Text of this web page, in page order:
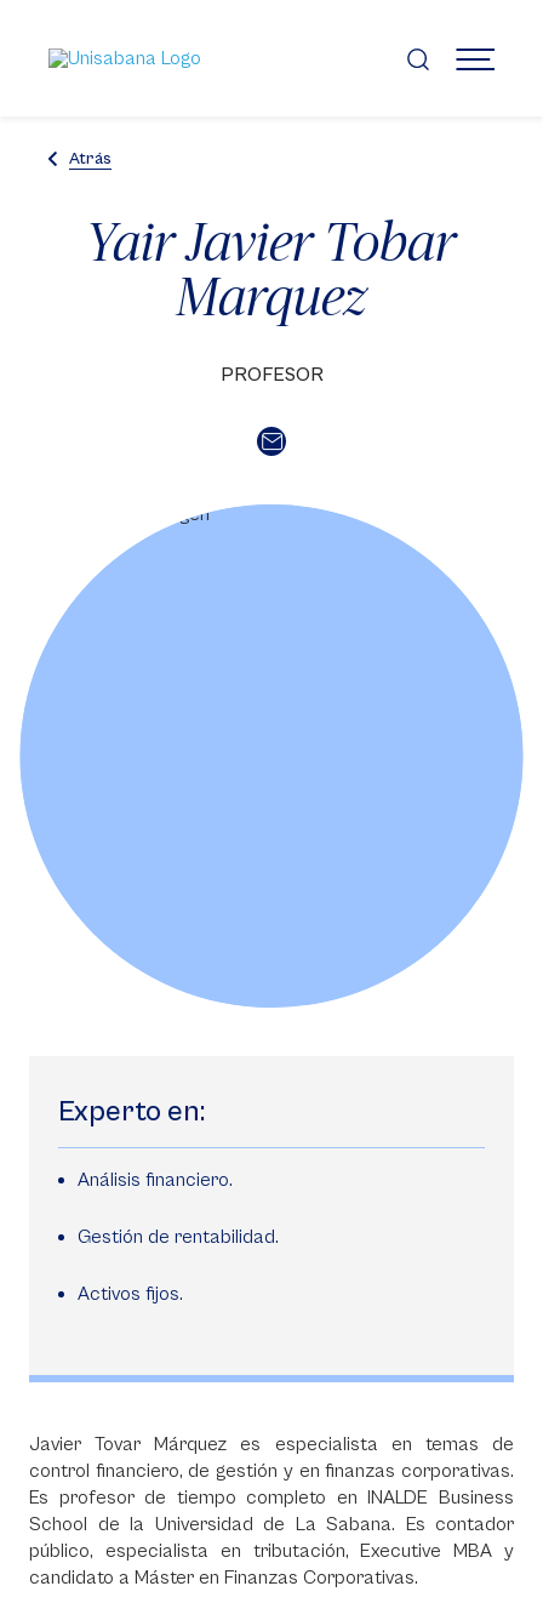
contenido
principal
MENÚ
Atrás
Yair Javier Tobar
Marquez
PROFESOR
Experto en:
Análisis financiero.
Gestión de rentabilidad.
Activos fijos.
Javier Tovar Márquez es especialista en temas de
control financiero, de gestión y en finanzas corporativas.
Es profesor de tiempo completo en INALDE Business
School de la Universidad de La Sabana. Es contador
público, especialista en tributación, Executive MBA y
candidato a Máster en Finanzas Corporativas.